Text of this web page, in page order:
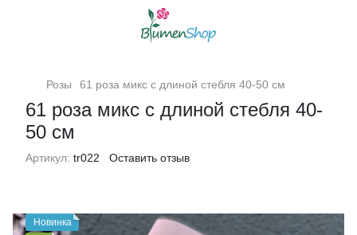
Розы 61 роза микс с длиной стебля 40-50 см
61 роза микс с длиной стебля 40-
50 см
Артикул: tr022 Оставить отзыв
Новинка